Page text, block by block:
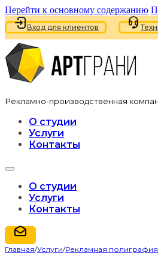
Перейти к основному содержанию
Вход для клиентов
Рекламно-производственная
О студии
Услуги
Контакты
О студии
Услуги
Контакты
Главная/Услуги/Рекламная полиграфия